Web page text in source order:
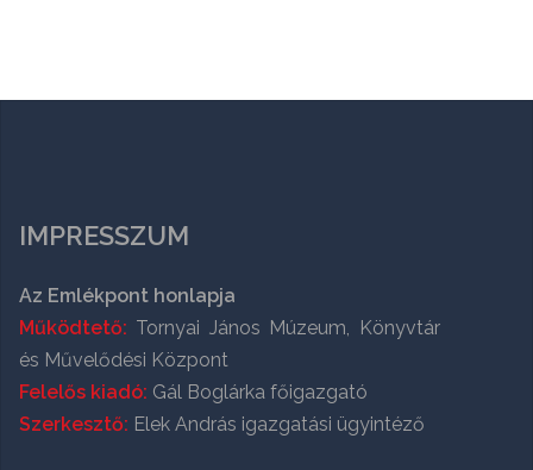
IMPRESSZUM
Az Emlékpont honlapja
Működtető: Tornyai János Múzeum, Könyvtár
és Művelődési Központ
Felelős kiadó: Gál Boglárka főigazgató
Szerkesztő: Elek András igazgatási ügyintéző